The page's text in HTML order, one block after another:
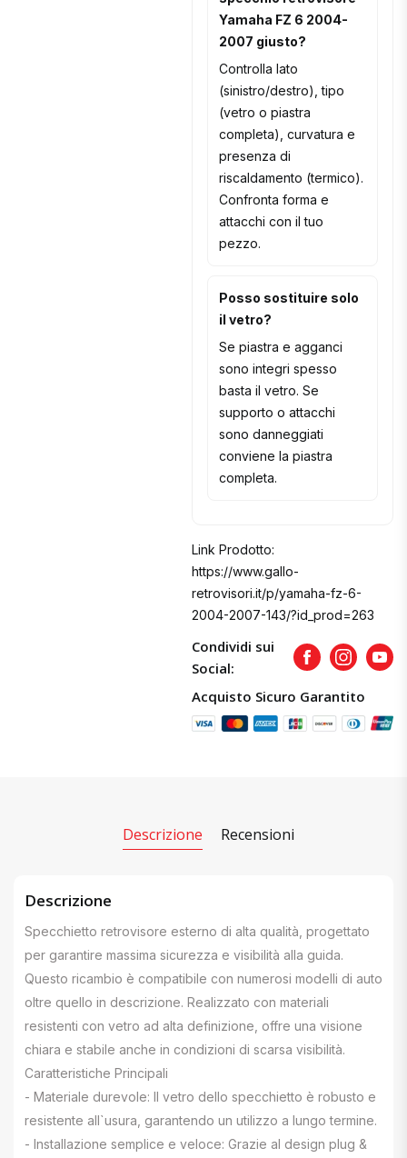
Yamaha FZ 6 2004-
2007 giusto?
Controlla lato
(sinistro/destro), tipo
(vetro o piastra
completa), curvatura e
presenza di
riscaldamento (termico).
Confronta forma e
attacchi con il tuo
pezzo.
Posso sostituire solo
il vetro?
Se piastra e agganci
sono integri spesso
basta il vetro. Se
supporto o attacchi
sono danneggiati
conviene la piastra
completa.
Link Prodotto:
https://www.gallo-
retrovisori.it/p/yamaha-fz-6-
2004-2007-143/?id_prod=263
Condividi sui
Social:
FacebookInstagram
Acquisto Sicuro Garantito
Descrizione Recensioni
Descrizione
Specchietto retrovisore esterno di alta qualità, progettato
per garantire massima sicurezza e visibilità alla guida.
Questo ricambio è compatibile con numerosi modelli di auto
oltre quello in descrizione. Realizzato con materiali
resistenti con vetro ad alta definizione, offre una visione
chiara e stabile anche in condizioni di scarsa visibilità.
Caratteristiche Principali
- Materiale durevole: Il vetro dello specchietto è robusto e
resistente all`usura, garantendo un utilizzo a lungo termine.
- Installazione semplice e veloce: Grazie al design plug &